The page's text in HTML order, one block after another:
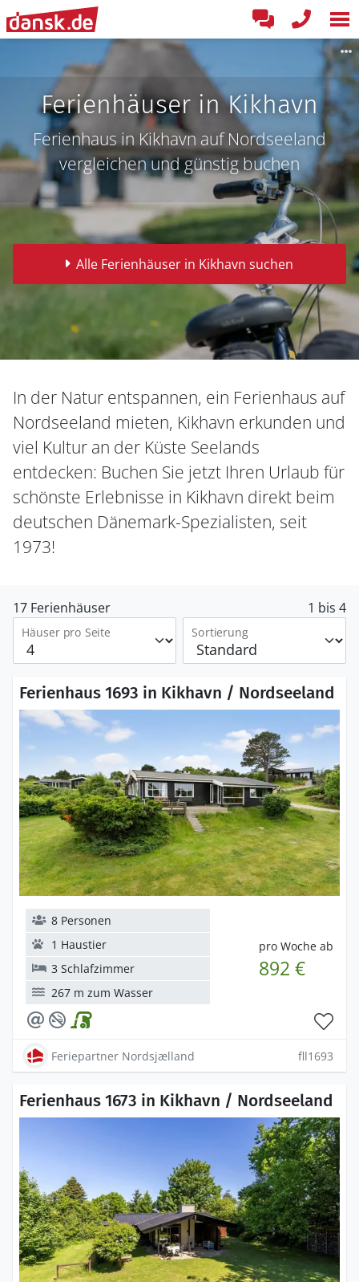
Ferienhäuser in Kikhavn
Ferienhaus in Kikhavn auf Nordseeland
vergleichen und günstig buchen
Alle Ferienhäuser in Kikhavn suchen
In der Natur entspannen, ein Ferienhaus auf
Nordseeland mieten, Kikhavn erkunden und
viel Kultur an der Küste Seelands
entdecken: Buchen Sie jetzt Ihren Urlaub für
schönste Erlebnisse in Kikhavn direkt beim
deutschen Dänemark-Spezialisten, seit
1973!
17 Ferienhäuser 1 bis 4
Häuser pro Seite Sortierung
Ferienhaus 1693 in Kikhavn / Nordseeland
pro Woche ab
892 €
8 Personen
1 Haustier
3 Schlafzimmer
267 m zum Wasser
Feriepartner Nordsjælland fll1693
Ferienhaus 1673 in Kikhavn / Nordseeland